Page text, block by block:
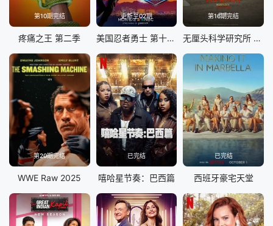
第10期完结
疼痛之王 第二季
更新至02期
美国忍者勇士 第十八季
第16期完结
无厘头科学研究所 第八季
第20期完结
WWE Raw 2025
已完结
嘻哈星节奏：巴西篇
已完结
西班牙豪宅天堂